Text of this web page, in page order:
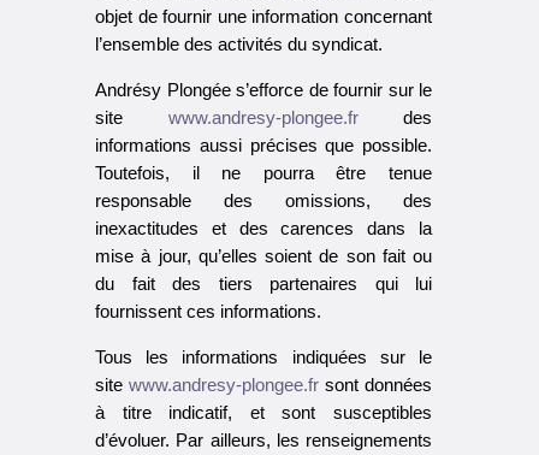
objet de fournir une information concernant
l’ensemble des activités du syndicat.
Andrésy Plongée s’efforce de fournir sur le
site www.andresy-plongee.frdes
informations aussi précises que possible.
Toutefois, il ne pourra être tenue
responsable des omissions, des
inexactitudes et des carences dans la
mise à jour, qu’elles soient de son fait ou
du fait des tiers partenaires qui lui
fournissent ces informations.
Tous les informations indiquées sur le
site www.andresy-plongee.fr sont données
à titre indicatif, et sont susceptibles
d’évoluer. Par ailleurs, les renseignements